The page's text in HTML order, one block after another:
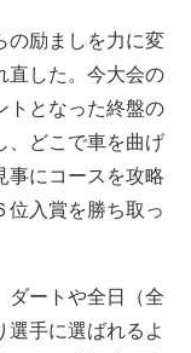
の励ましを力に変
直した。今大会の
トとなった終盤の
、どこで車を曲げ
事にコースを攻略
位入賞を勝ち取っ
ダートや全日（全
選手に選ばれるよ